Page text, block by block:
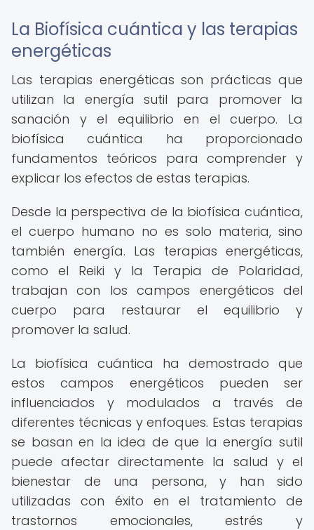
La Biofísica cuántica y las terapias
energéticas
Las terapias energéticas son prácticas que
utilizan la energía sutil para promover la
sanación y el equilibrio en el cuerpo. La
biofísica cuántica ha proporcionado
fundamentos teóricos para comprender y
explicar los efectos de estas terapias.
Desde la perspectiva de la biofísica cuántica,
el cuerpo humano no es solo materia, sino
también energía. Las terapias energéticas,
como el Reiki y la Terapia de Polaridad,
trabajan con los campos energéticos del
cuerpo para restaurar el equilibrio y
promover la salud.
La biofísica cuántica ha demostrado que
estos campos energéticos pueden ser
influenciados y modulados a través de
diferentes técnicas y enfoques. Estas terapias
se basan en la idea de que la energía sutil
puede afectar directamente la salud y el
bienestar de una persona, y han sido
utilizadas con éxito en el tratamiento de
trastornos emocionales, estrés y